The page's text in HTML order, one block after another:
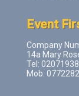
Event
Company
14a Mary
Tel:
Mob: